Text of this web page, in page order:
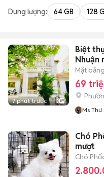
Dung lượng: 64 GB 128
7 phút trước 3
Biệt
Nhuận
Mặt
69
Ms Thư
Chó Phốc
mượt
Chó